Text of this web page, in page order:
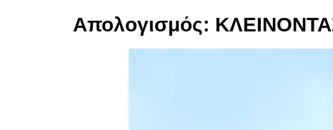
Απολογισμός: